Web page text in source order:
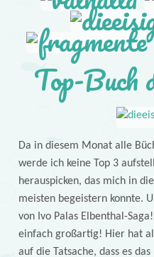
Top-Buch
Da in diesem Monat alle
werde ich keine Top 3
herauspicken, das mich in
meisten begeistern konnte.
von Ivo Palas Elbenthal-
einfach großartig! Hier hat
auf die Tatsache, dass es